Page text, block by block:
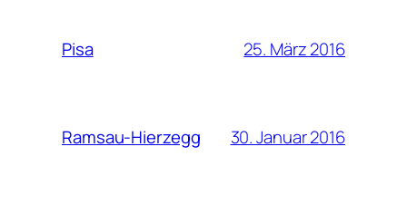
Pisa 25. März 2016
Ramsau-Hierzegg 30. Januar 2016